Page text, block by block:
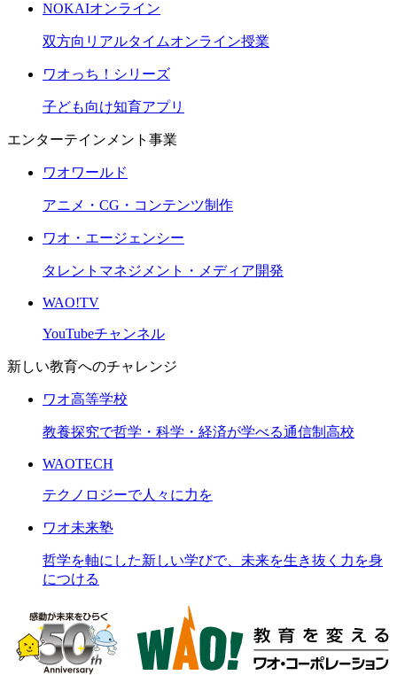
NOKAIオンライン
双方向リアルタイムオンライン授業
ワオっち！シリーズ
子ども向け知育アプリ
エンターテインメント事業
ワオワールド
アニメ・CG・コンテンツ制作
ワオ・エージェンシー
タレントマネジメント・メディア開発
WAO!TV
YouTubeチャンネル
新しい教育へのチャレンジ
ワオ高等学校
教養探究で哲学・科学・経済が学べる通信制高校
WAOTECH
テクノロジーで人々に力を
ワオ未来塾
哲学を軸にした新しい学びで、未来を生き抜く力を身
につける